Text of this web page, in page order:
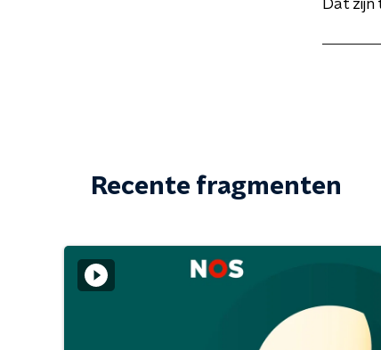
Dat
Recente fragmenten